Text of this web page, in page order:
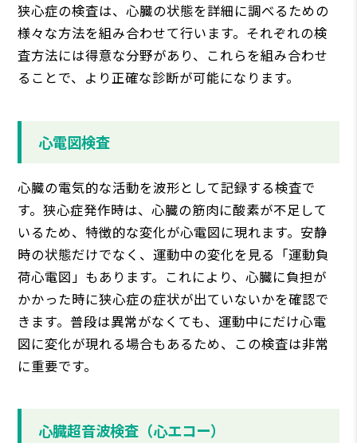
狭心症の検査は、心臓の状態を詳細に調べるための
様々な方法を組み合わせて行います。それぞれの検
査方法には得意な分野があり、これらを組み合わせ
ることで、より正確な診断が可能になります。
心電図検査
心臓の電気的な活動を波形として記録する検査で
す。狭心症発作時は、心臓の筋肉に酸素が不足して
いるため、特徴的な変化が心電図に現れます。安静
時の状態だけでなく、運動中の変化を見る「運動負
荷心電図」もあります。これにより、心臓に負担が
かかった時に狭心症の症状が出ていないかを確認で
きます。普段は異常がなくても、運動中にだけ心電
図に変化が現れる場合もあるため、この検査は非常
に重要です。
心臓超音波検査（心エコー）